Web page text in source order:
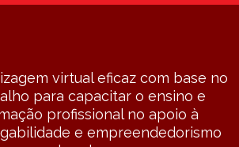
virtual eficaz com base no
para capacitar o ensino e
profissional no apoio à
e empreendedorismo